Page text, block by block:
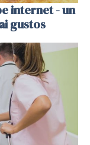
internet - un
gustos